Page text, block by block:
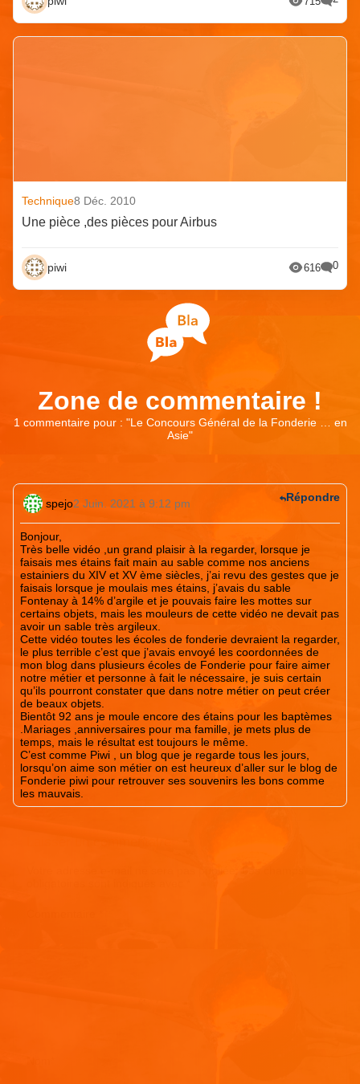
Technique8 Déc. 2010
Une pièce ,des pièces pour Airbus
piwi 616 0
Zone de commentaire !
1 commentaire pour : "Le Concours Général de la Fonderie … en
Asie"
spejo2 Juin. 2021 à 9:12 pm
Bonjour,
Très belle vidéo ,un grand plaisir à la regarder, lorsque je
faisais mes étains fait main au sable comme nos anciens
estainiers du XIV et XV ème siècles, j’ai revu des gestes que je
faisais lorsque je moulais mes étains, j’avais du sable
Fontenay à 14% d’argile et je pouvais faire les mottes sur
certains objets, mais les mouleurs de cette vidéo ne devait pas
avoir un sable très argileux.
Cette vidéo toutes les écoles de fonderie devraient la regarder,
le plus terrible c’est que j’avais envoyé les coordonnées de
mon blog dans plusieurs écoles de Fonderie pour faire aimer
notre métier et personne à fait le nécessaire, je suis certain
qu’ils pourront constater que dans notre métier on peut créer
de beaux objets.
Bientôt 92 ans je moule encore des étains pour les baptèmes
.Mariages ,anniversaires pour ma famille, je mets plus de
temps, mais le résultat est toujours le même.
C’est comme Piwi , un blog que je regarde tous les jours,
lorsqu’on aime son métier on est heureux d’aller sur le blog de
Fonderie piwi pour retrouver ses souvenirs les bons comme
les mauvais.
Répondre